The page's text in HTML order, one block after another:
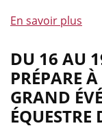
En savoir plus
de
DU 16 AU
PRÉPARE
GRAND
ÉQUESTRE